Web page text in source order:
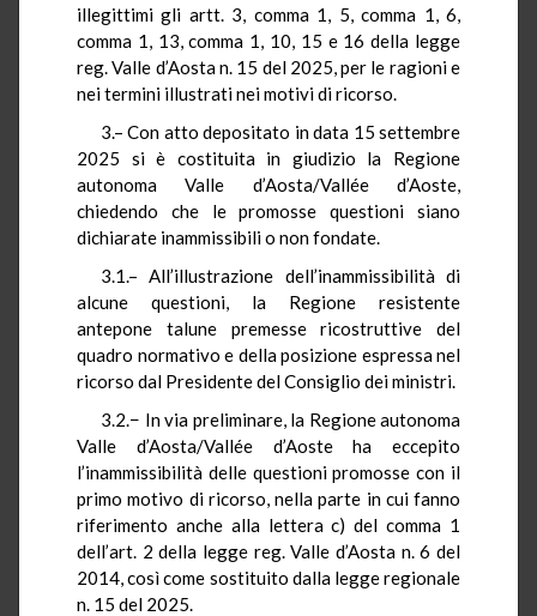
illegittimi gli artt. 3, comma 1, 5, comma 1, 6,
comma 1, 13, comma 1, 10, 15 e 16 della legge
reg. Valle d’Aosta n. 15 del 2025, per le ragioni e
nei termini illustrati nei motivi di ricorso.
3.– Con atto depositato in data 15 settembre
2025 si è costituita in giudizio la Regione
autonoma Valle d’Aosta/Vallée d’Aoste,
chiedendo che le promosse questioni siano
dichiarate inammissibili o non fondate.
3.1.– All’illustrazione dell’inammissibilità di
alcune questioni, la Regione resistente
antepone talune premesse ricostruttive del
quadro normativo e della posizione espressa nel
ricorso dal Presidente del Consiglio dei ministri.
3.2.− In via preliminare, la Regione autonoma
Valle d’Aosta/Vallée d’Aoste ha eccepito
l’inammissibilità delle questioni promosse con il
primo motivo di ricorso, nella parte in cui fanno
riferimento anche alla lettera c) del comma 1
dell’art. 2 della legge reg. Valle d’Aosta n. 6 del
2014, così come sostituito dalla legge regionale
n. 15 del 2025.